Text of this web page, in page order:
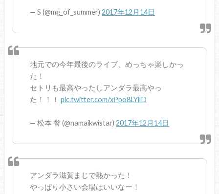
— S (@mg_of_summer)2017年12月14日
地元での今年最後のライブ、めっちゃ楽しかっ
た！
セトリも最高やったしアンダラ最高やっ
た！！！pic.twitter.com/xPpo8LYilD
— 松本 誉 (@namaikwistar)2017年12月14日
アンダラ滋賀まじで熱かった！
やっぱり小さい会場はいいなー！